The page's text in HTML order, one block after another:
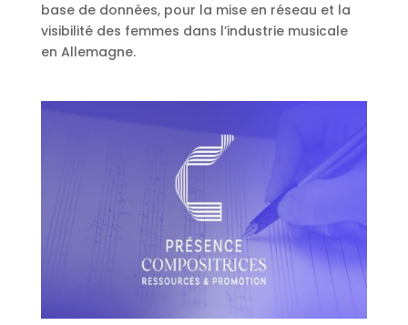
base de données, pour la mise en réseau et la
visibilité des femmes dans l’industrie musicale
en Allemagne.